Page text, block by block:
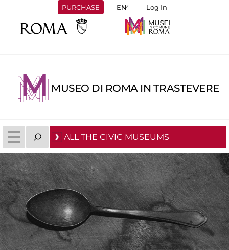
PURCHASE Log In
MUSEO DI ROMA IN TRASTEVERE
ALL THE CIVIC MUSEUMS